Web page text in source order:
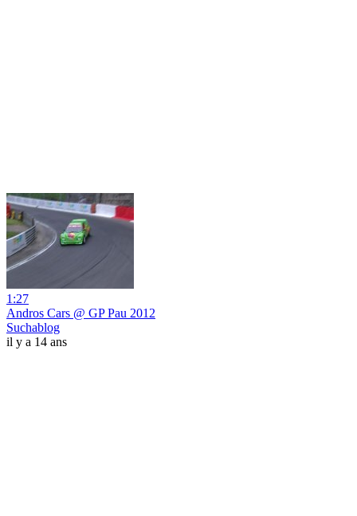
1:27
Andros Cars @ GP Pau 2012
Suchablog
il y a 14 ans